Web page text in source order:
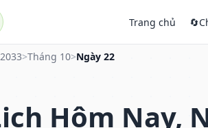
Trang chủ 🔄
>Tháng 10>Ngày 22
Hôm Nay,